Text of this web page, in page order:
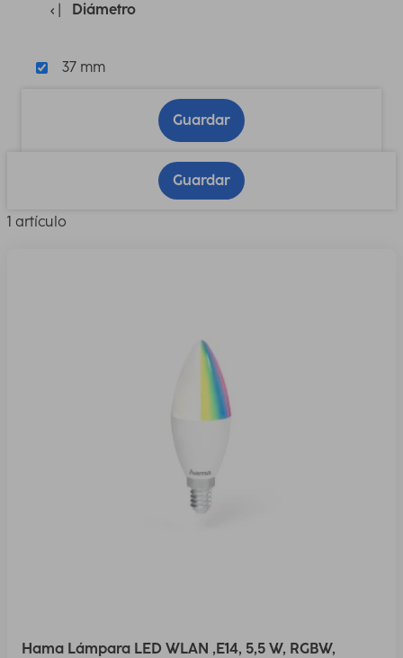
Diámetro
37 mm
Guardar
Guardar
1 artículo
Hama Lámpara LED WLAN ,E14, 5,5 W, RGBW,